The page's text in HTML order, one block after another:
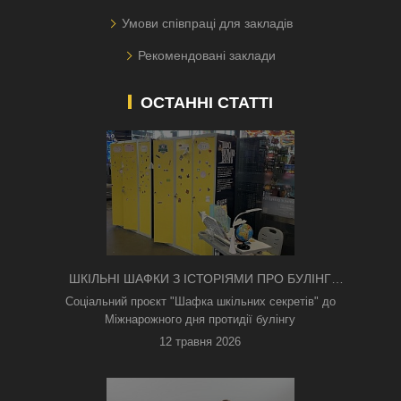
Умови співпраці для закладів
Рекомендовані заклади
ОСТАННІ СТАТТІ
ШКІЛЬНІ ШАФКИ З ІСТОРІЯМИ ПРО БУЛІНГ
З'ЯВИЛИСЯ В КИЄВІ
Соціальний проєкт "Шафка шкільних секретів" до
Міжнарожного дня протидії булінгу
12 травня 2026